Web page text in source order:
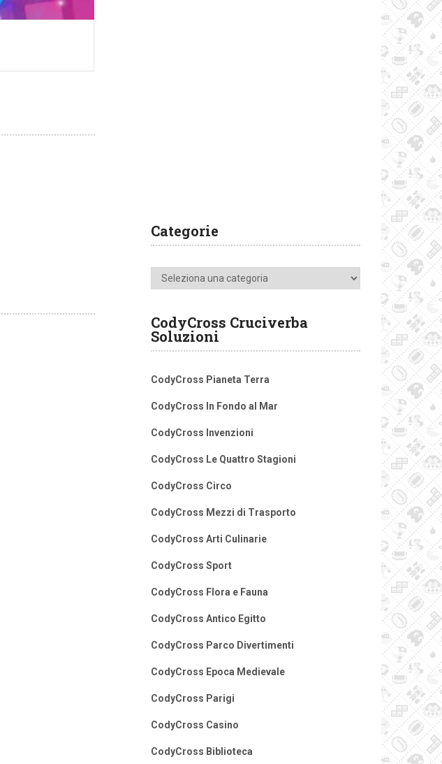
Categorie
Categorie
CodyCross Cruciverba
Soluzioni
CodyCross Pianeta Terra
CodyCross In Fondo al Mar
CodyCross Invenzioni
CodyCross Le Quattro Stagioni
CodyCross Circo
CodyCross Mezzi di Trasporto
CodyCross Arti Culinarie
CodyCross Sport
CodyCross Flora e Fauna
CodyCross Antico Egitto
CodyCross Parco Divertimenti
CodyCross Epoca Medievale
CodyCross Parigi
CodyCross Casino
CodyCross Biblioteca